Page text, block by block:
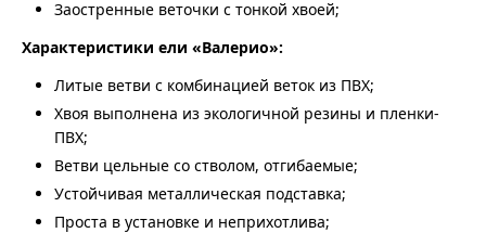
Заостренные веточки с тонкой хвоей;
Характеристики ели «Валерио»:
Литые ветви с комбинацией веток из ПВХ;
Хвоя выполнена из экологичной резины и пленки-
ПВХ;
Ветви цельные со стволом, отгибаемые;
Устойчивая металлическая подставка;
Проста в установке и неприхотлива;